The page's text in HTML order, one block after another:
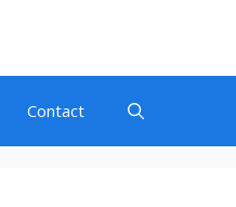
Contact